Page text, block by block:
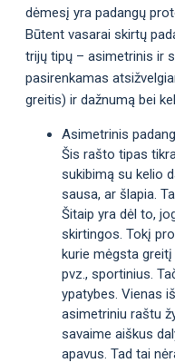
dėmesį yra padangų
Būtent vasarai skirtų
trijų tipų – asimetrinis ir
pasirenkamas
greitis) ir dažnumą bei
Asimetrinis
Šis rašto tipas
sukibimą su kelio
sausa, ar šlapia.
Šitaip yra dėl to,
skirtingos. Tokį
kurie mėgsta
pvz., sportinius.
ypatybes. Vienas
asimetriniu raštu
savaime aiškus
apavus. Tad tai